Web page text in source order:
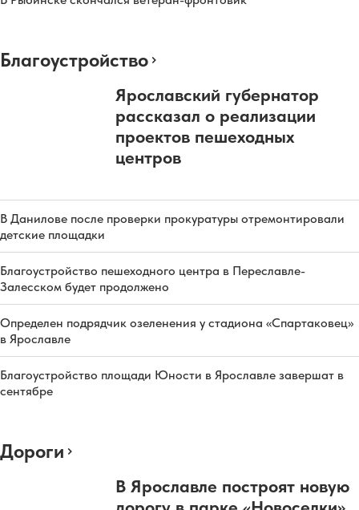
Благоустройство
Ярославский губернатор
рассказал о реализации
проектов пешеходных
центров
В Данилове после проверки прокуратуры отремонтировали
детские площадки
Благоустройство пешеходного центра в Переславле-
Залесском будет продолжено
Определен подрядчик озеленения у стадиона «Спартаковец»
в Ярославле
Благоустройство площади Юности в Ярославле завершат в
сентябре
Дороги
В Ярославле построят новую